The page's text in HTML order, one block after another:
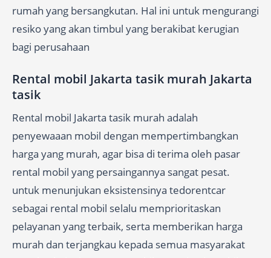
rumah yang bersangkutan. Hal ini untuk mengurangi
resiko yang akan timbul yang berakibat kerugian
bagi perusahaan
Rental mobil Jakarta tasik murah Jakarta
tasik
Rental mobil Jakarta tasik murah adalah
penyewaaan mobil dengan mempertimbangkan
harga yang murah, agar bisa di terima oleh pasar
rental mobil yang persaingannya sangat pesat.
untuk menunjukan eksistensinya tedorentcar
sebagai rental mobil selalu memprioritaskan
pelayanan yang terbaik, serta memberikan harga
murah dan terjangkau kepada semua masyarakat